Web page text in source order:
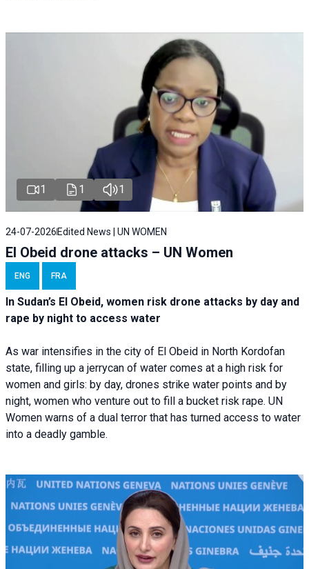
1 1 1
24-07-2026Edited News | UN WOMEN
El Obeid drone attacks – UN Women
ENG FRA
In Sudan’s El Obeid, women risk drone attacks by day and
rape by night to access water
As war intensifies in the city of El Obeid in North Kordofan
state, filling up a jerrycan of water comes at a high risk for
women and girls: by day, drones strike water points and by
night, women who venture out to fill a bucket risk rape. UN
Women warns of a dual terror that has turned access to water
into a deadly gamble.